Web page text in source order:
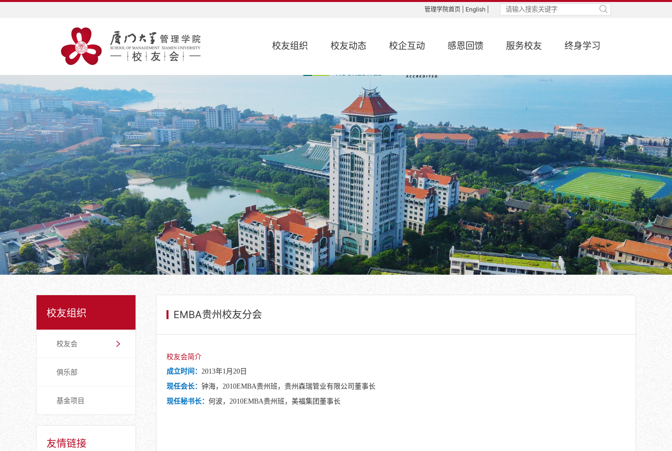
管理学院首页 | English |
校友组织 校友动态 校企互动 感恩回馈 服务校友 终身学习
校友组织
校友会
俱乐部
基金项目
友情链接
EMBA贵州校友分会
校友会简介
成立时间： 2013年1月20日
现任会长： 钟海，2010EMBA贵州班，贵州森瑞管业有限公司董事长
现任秘书长： 何波，2010EMBA贵州班， 美福集团董事长